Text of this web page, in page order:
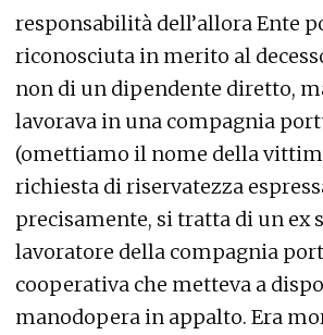
responsabilità dell’allora Ente
riconosciuta in merito al
non di un dipendente diretto,
lavorava in una compagnia
(omettiamo il nome della
richiesta di riservatezza
precisamente, si tratta di un ex
lavoratore della compagnia
cooperativa che metteva a
manodopera in appalto. Era